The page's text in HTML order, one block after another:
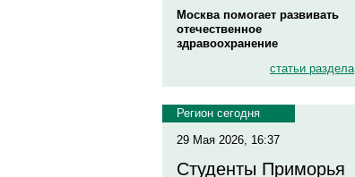
Москва помогает развивать
отечественное
здравоохранение
статьи раздела
Регион сегодня
29 Мая 2026, 16:37
Студенты Приморья